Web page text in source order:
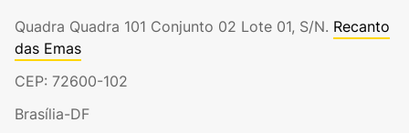
Quadra Quadra 101 Conjunto 02 Lote 01, S/N. Recanto
das Emas
CEP: 72600-102
Brasília-DF